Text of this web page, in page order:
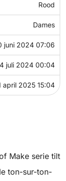
Rood
Dames
juni 2024 07:06
4 juli 2024 00:04
april 2025 15:04
Make serie tilt
ton-sur-ton-